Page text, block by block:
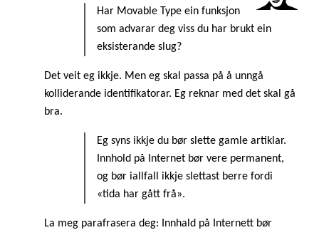
Har Movable Type ein funksjon
som advarar deg viss du har brukt ein
eksisterande slug?
Det veit eg ikkje. Men eg skal passa på å unngå
kolliderande identifikatorar. Eg reknar med det skal gå
bra.
Eg syns ikkje du bør slette gamle artiklar.
Innhold på Internet bør vere permanent,
og bør iallfall ikkje slettast berre fordi
«tida har gått frå».
La meg parafrasera deg: Innhald på Internett bør